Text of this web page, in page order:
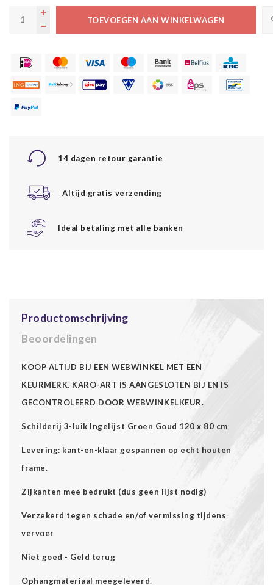
TOEVOEGEN AAN WINKELWAGEN
14 dagen retour garantie
Altijd gratis verzending
Ideal betaling met alle banken
Productomschrijving
Beoordelingen
KOOP ALTIJD BIJ EEN WEBWINKEL MET EEN
KEURMERK. KARO-ART IS AANGESLOTEN BIJ EN IS
GECONTROLEERD DOOR WEBWINKELKEUR.
Schilderij 3-luik Ingelijst Groen Goud 120 x 80 cm
Levering: kant-en-klaar gespannen op echt houten
frame.
Zijkanten mee bedrukt (dus geen lijst nodig)
Verzekerd tegen schade en/of vermissing tijdens
vervoer
Niet goed - Geld terug
Ophangmateriaal meegeleverd.